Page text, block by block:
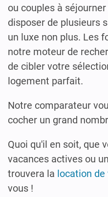
ou couples à
disposer de plusieurs
un luxe non plus. Les
notre moteur de
de cibler votre
logement parfait.
Notre comparateur
cocher un grand
Quoi qu'il en soit, que
vacances actives ou
trouvera la location de
vous !